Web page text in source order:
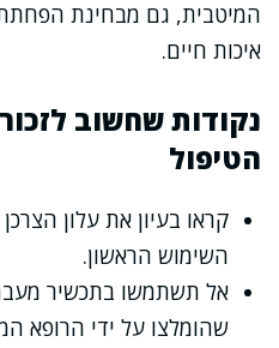
המיטבית, גם מבחינת
איכות חיים.
נקודות שחשוב
הטיפול
קראו בעיון את עלון
השימוש הראשון.
אל תשתמשו בתכשיר מעבר
שהומלצו על ידי הרופא